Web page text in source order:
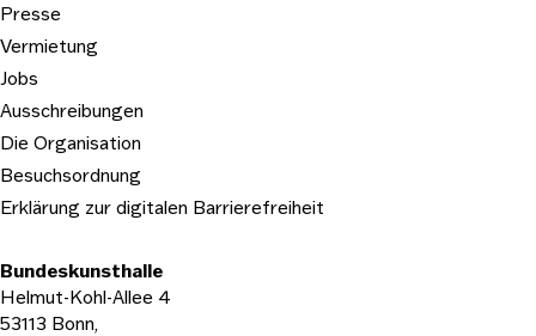
Presse
Vermietung
Jobs
Ausschreibungen
Die Organisation
Besuchsordnung
Erklärung zur digitalen Barrierefreiheit
Bundeskunsthalle
Helmut-Kohl-Allee 4
53113 Bonn,